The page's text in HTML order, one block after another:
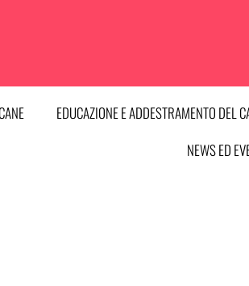
EDUCAZIONE E ADDESTRAMENTO DEL
NEWS ED